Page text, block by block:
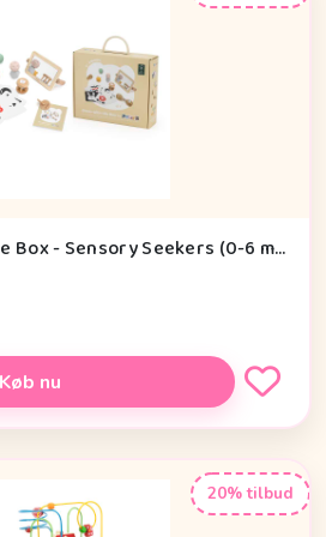
Kid'oh Grow-With-Me Box - Sensory Seekers (0-6 mdr.)
Køb nu
20% tilbud